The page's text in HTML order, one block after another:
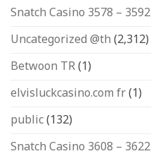
Snatch Casino 3578 – 3592
Uncategorized @th (2,312)
Betwoon TR(1)
elvisluckcasino.com fr(1)
public(132)
Snatch Casino 3608 – 3622